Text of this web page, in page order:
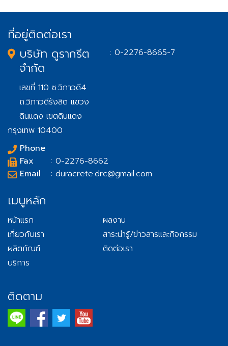
ที่อยู่ติดต่อเรา
บริษัท ดูรากรีต
จำกัด
เลขที่ 110 ซ.วิภาวดี4
ถ.วิภาวดีรังสิต แขวง
ดินแดง เขตดินแดง
กรุงเทพ 10400
Phone
: 0-2276-8665-7
Fax
: 0-2276-8662
Email
: duracrete.drc@gmail.com
เมนูหลัก
หน้าแรก
เกี่ยวกับเรา
ผลิตภัณฑ์
บริการ
ผลงาน
สาระน่ารู้/ข่าวสารและกิจกรรม
ติดต่อเรา
ติดตาม